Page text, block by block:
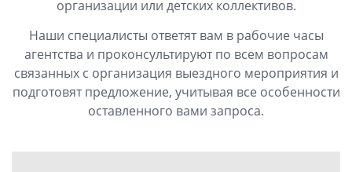
организации или детских коллективов.
Наши специалисты ответят вам в рабочие часы
агентства и проконсультируют по всем вопросам
связанных с организация выездного мероприятия и
подготовят предложение, учитывая все особенности
оставленного вами запроса.